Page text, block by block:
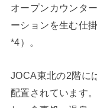
オープンカウンタ
ーションを生む仕
*4）。
JOCA東北の2階に
配置されています